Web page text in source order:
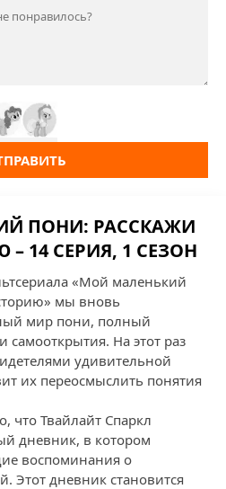
ПОНИ: РАССКАЖИ
14 СЕРИЯ, 1 СЕЗОН
«Мой маленький
мы вновь
мир пони, полный
На этот раз
удивительной
их переосмыслить понятия
что Твайлайт Спаркл
дневник, в котором
воспоминания о
Этот дневник становится